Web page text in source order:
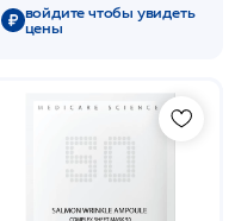
войдите чтобы увидеть
цены